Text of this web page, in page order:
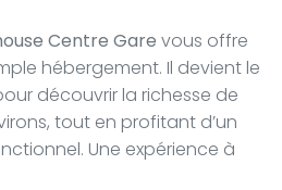
Centre Gare vous offre
hébergement. Il devient le
découvrir la richesse de
tout en profitant d’un
Une expérience à